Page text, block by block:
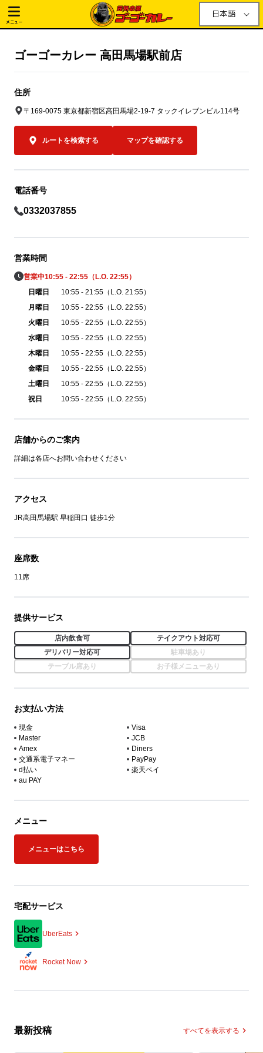
メニュー
日本語
ゴーゴーカレー 高田馬場駅前店
住所
〒169-0075 東京都新宿区高田馬場2-19-7 タックイレブンビル114号
ルートを検索する マップを確認する
電話番号
0332037855
営業時間
営業中10:55 - 22:55（L.O. 22:55）
日曜日
10:55 - 21:55（L.O. 21:55）
月曜日
10:55 - 22:55（L.O. 22:55）
火曜日
10:55 - 22:55（L.O. 22:55）
水曜日
10:55 - 22:55（L.O. 22:55）
木曜日
10:55 - 22:55（L.O. 22:55）
金曜日
10:55 - 22:55（L.O. 22:55）
土曜日
10:55 - 22:55（L.O. 22:55）
祝日
10:55 - 22:55（L.O. 22:55）
店舗からのご案内
詳細は各店へお問い合わせください
アクセス
JR高田馬場駅 早稲田口 徒歩1分
座席数
11席
提供サービス
店内飲食可
テイクアウト対応可
デリバリー対応可
駐車場あり
テーブル席あり
お子様メニューあり
お支払い方法
現金
Visa
Master
JCB
Amex
Diners
交通系電子マネー
PayPay
d払い
楽天ペイ
au PAY
メニュー
メニューはこちら
宅配サービス
UberEats
Rocket Now
最新投稿 すべてを表示する